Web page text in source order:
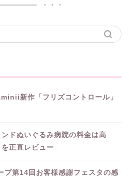
新作「フリズコントロール」
ンドぬいぐるみ病院の料金は高
正直レビュー
プ第14回お客様感謝フェスタの感